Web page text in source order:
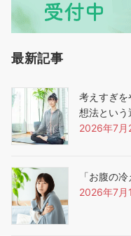
最新記事
考えすぎ
想法という
2026年7月
「お腹の
2026年7月